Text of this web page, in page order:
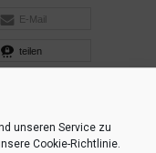
unseren Service zu
Cookie-Richtlinie.
E-Mail
teilen